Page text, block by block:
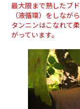
最大限まで熟したブ
（液循環）をしなが
タンニンはこなれて
がっています。